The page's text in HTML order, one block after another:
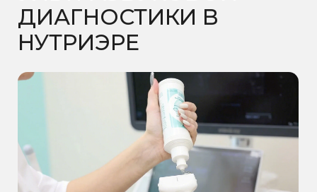
Превентивный врач-
терапевт, нутрициолог,
врач-гастроэнтеролог,
врач-УЗИ-диагностики
Васильевна
Врач УЗИ-диагностики